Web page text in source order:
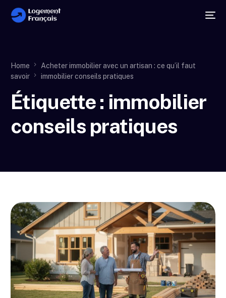
Home
Acheter immobilier avec un artisan : ce qu’il faut
savoir
immobilier conseils pratiques
Étiquette : immobilier
conseils pratiques